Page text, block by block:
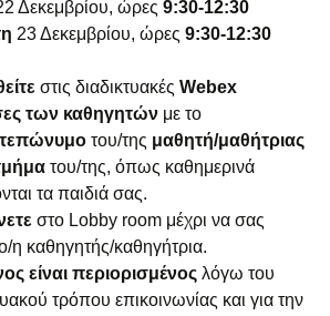
Δεκεμβρίου, ώρες 9:30-12:30
23 Δεκεμβρίου, ώρες 9:30-12:30
στις διαδικτυακές Webex
των καθηγητών με το
του/της μαθητή/μαθήτριας
του/της, όπως καθημερινά
τα παιδιά σας.
στο Lobby room μέχρι να σας
η καθηγητής/καθηγήτρια.
είναι περιορισμένος λόγω του
τρόπου επικοινωνίας και για την